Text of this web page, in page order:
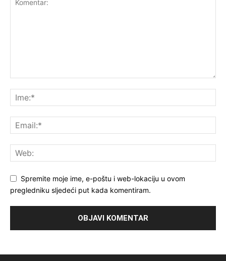
Spremite moje ime, e-poštu i web-lokaciju u ovom
pregledniku sljedeći put kada komentiram.